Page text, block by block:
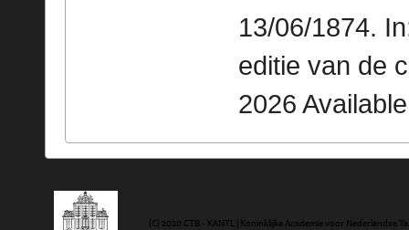
13/06/1874.
editie van de
2026
(C) 2020 CTB - KANTL | Koninklijke Academie voor Nederlandse